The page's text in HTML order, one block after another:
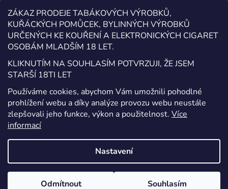
ZÁKAZ PRODEJE TABÁKOVÝCH VÝROBKŮ,
KUŘÁCKÝCH POMŮCEK, BYLINNÝCH VÝROBKŮ
URČENÝCH KE KOUŘENÍ A ELEKTRONICKÝCH CIGARET
OSOBÁM MLADŠÍM 18 LET.
KLIKNUTÍM NA SOUHLASÍM POTVRZUJI, ŽE JSEM
STARŠÍ 18TI LET
Používáme cookies, abychom Vám umožnili pohodlné
prohlížení webu a díky analýze provozu webu neustále
zlepšovali jeho funkce, výkon a použitelnost. Více
informací
Nastavení
Odmítnout Souhlasím
Odebírat newsletter
Vložte svůj e-mail a my vám budeme zasílat informace o
nových produktech na našem e-shopu.
E-mail
Vložením e-mailu souhlasíte s
podmínkami ochrany
osobních údajů
PŘIHLÁSIT SE
Vytvořil Shoptet
Copyright 2026EcigaretyPřerov.cz. Všechna práva